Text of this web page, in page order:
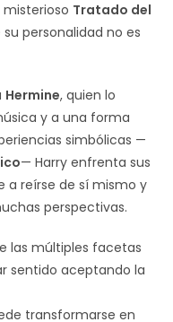
misterioso Tratado del
personalidad no es
Hermine, quien lo
y a una forma
simbólicas —
— Harry enfrenta sus
a reírse de sí mismo y
perspectivas.
las múltiples facetas
sentido aceptando la
transformarse en